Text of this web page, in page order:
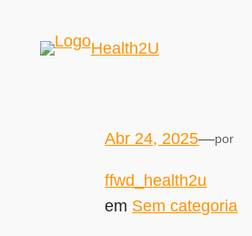
Health2U
Abr 24, 2025—por
ffwd_health2u
em Sem categoria